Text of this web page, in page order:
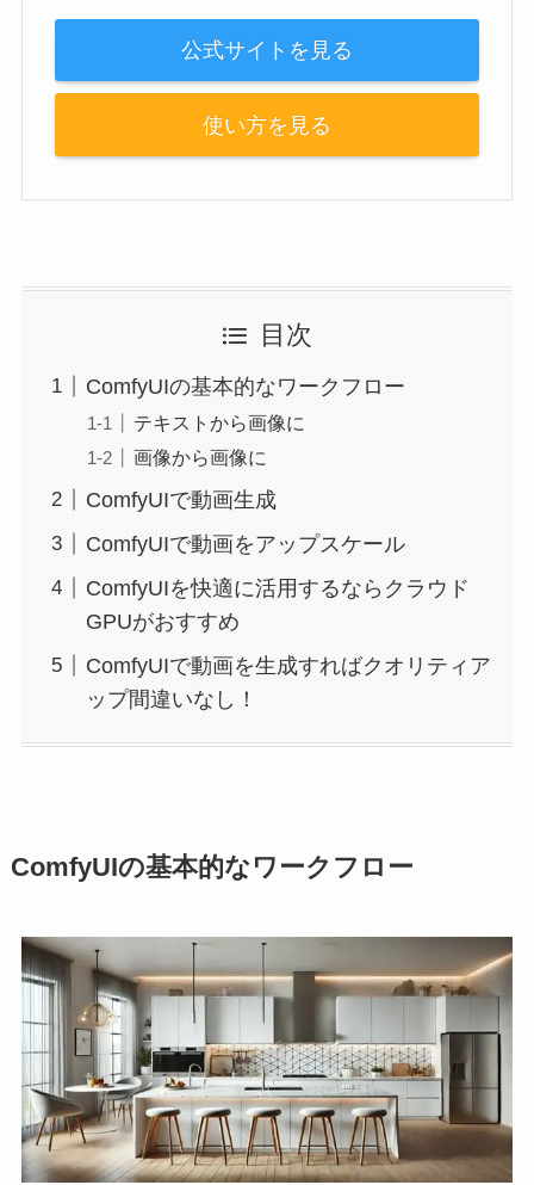
公式サイトを見る
使い方を見る
目次
ComfyUIの基本的なワークフロー
テキストから画像に
画像から画像に
ComfyUIで動画生成
ComfyUIで動画をアップスケール
ComfyUIを快適に活用するならクラウド
GPUがおすすめ
ComfyUIで動画を生成すればクオリティア
ップ間違いなし！
ComfyUIの基本的なワークフロー